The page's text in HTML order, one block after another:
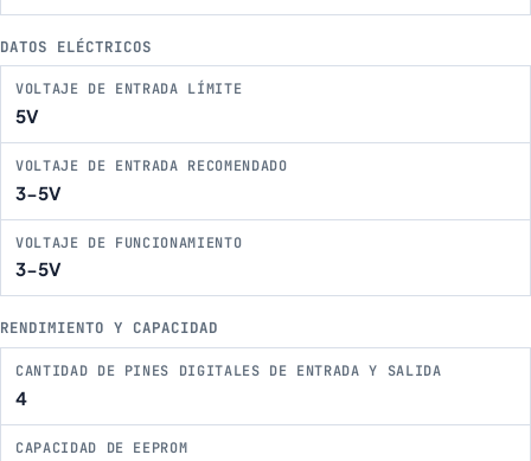
DATOS ELÉCTRICOS
VOLTAJE DE ENTRADA LÍMITE
5V
VOLTAJE DE ENTRADA RECOMENDADO
3-5V
VOLTAJE DE FUNCIONAMIENTO
3-5V
RENDIMIENTO Y CAPACIDAD
CANTIDAD DE PINES DIGITALES DE ENTRADA Y SALIDA
4
CAPACIDAD DE EEPROM